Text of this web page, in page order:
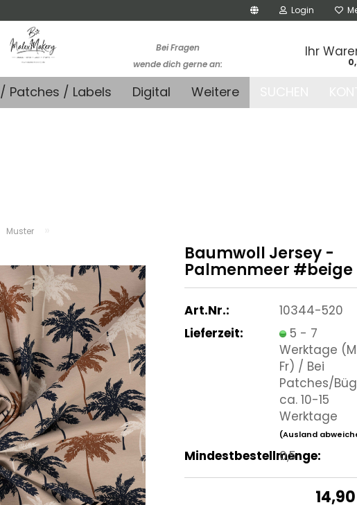
Login
Bei Fragen
wende dich gerne an:
kontakt@stoffmonk.de
-Kein telefonischer
Ihr
Patches / Labels Digital Weitere
Muster
Baumwoll Jersey -
Palmenmeer #beige
Art.Nr.:
10344-520
Lieferzeit:
5 - 7
Werktage
Fr) / Bei
Patches/
ca. 10-15
Werktage
(Ausland
Mindestbestellmenge:
0,5
14,90